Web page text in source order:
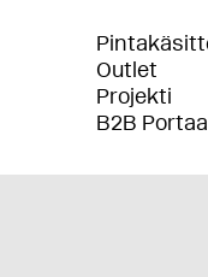
Outlet
Projekti
B2B